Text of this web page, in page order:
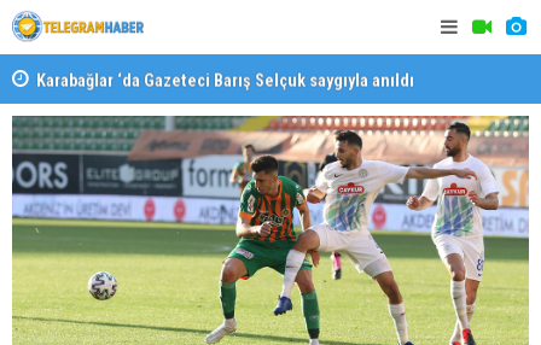
Karabağlar ‘da Gazeteci Barış Selçuk saygıyla anıldı